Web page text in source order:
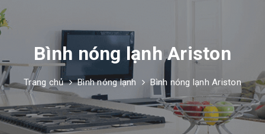
Bình nóng lạnh Ariston
Trang chủ Bình nóng lạnh Bình nóng lạnh Ariston